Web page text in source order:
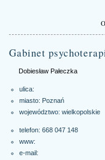
Gabinet
Dobiesław Pałeczka
ulica:
miasto: Poznań
województwo: wielkopolskie
telefon: 668 047 148
www:
e-mail: